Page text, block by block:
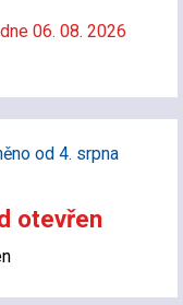
06. 08. 2026
od 4. srpna
otevřen